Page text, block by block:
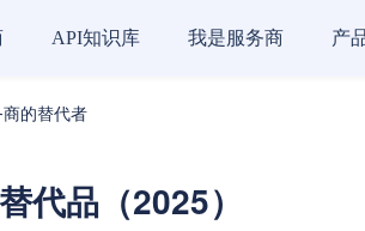
API知识库 我是服务商 产
的替代者
代品（2025）